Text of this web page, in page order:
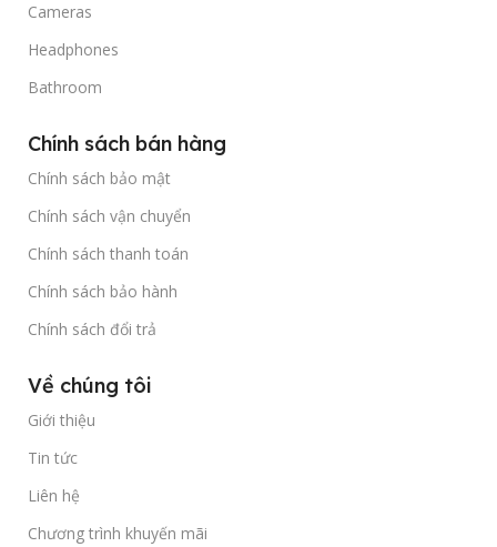
Cameras
Headphones
Bathroom
Chính sách bán hàng
Chính sách bảo mật
Chính sách vận chuyển
Chính sách thanh toán
Chính sách bảo hành
Chính sách đổi trả
Về chúng tôi
Giới thiệu
Tin tức
Liên hệ
Chương trình khuyến mãi